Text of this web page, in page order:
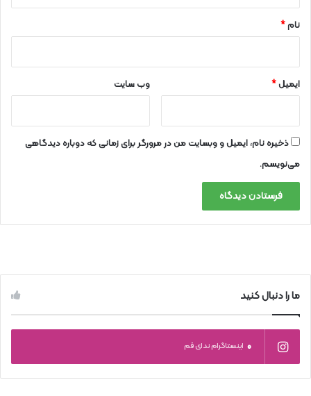
نام*
ایمیل* وب‌ سایت
ذخیره نام، ایمیل و وبسایت من در مرورگر برای زمانی که دوباره دیدگاهی
می‌نویسم.
ما را دنبال کنید
0 اینستاگرام ندای قم